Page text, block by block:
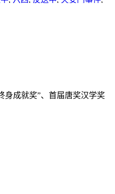
身成就奖”、首届唐奖汉学奖